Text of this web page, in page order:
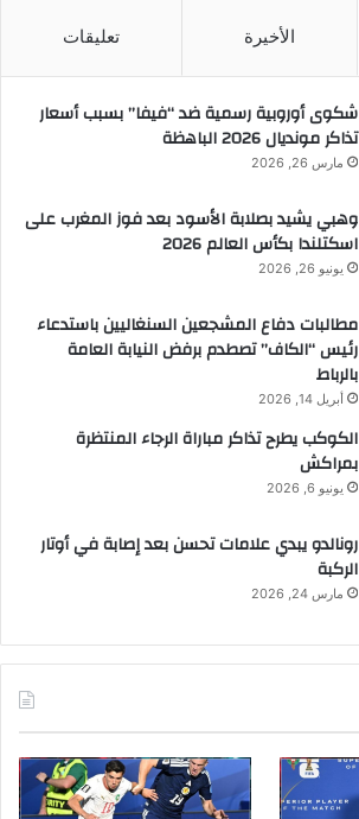
الأخيرة تعليقات
شكوى أوروبية رسمية ضد “فيفا” بسبب أسعار
تذاكر مونديال 2026 الباهظة
مارس 26, 2026
وهبي يشيد بصلابة الأسود بعد فوز المغرب على
اسكتلندا بكأس العالم 2026
يونيو 26, 2026
مطالبات دفاع المشجعين السنغاليين باستدعاء
رئيس “الكاف” تصطدم برفض النيابة العامة
بالرباط
أبريل 14, 2026
الكوكب يطرح تذاكر مباراة الرجاء المنتظرة
بمراكش
يونيو 6, 2026
رونالدو يبدي علامات تحسن بعد إصابة في أوتار
الركبة
مارس 24, 2026